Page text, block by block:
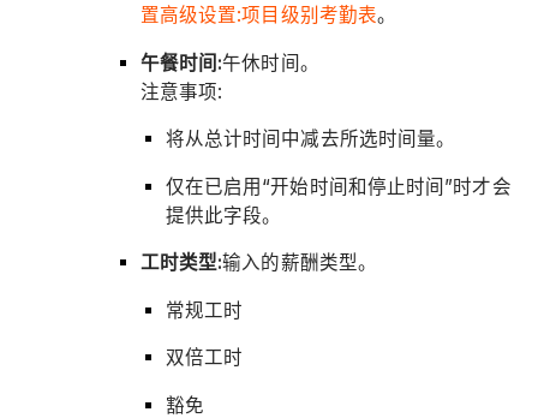
置高级设置:项目级别考勤表。
午餐时间:午休时间。
注意事项:
将从总计时间中减去所选时间量。
仅在已启用“开始时间和停止时间”时才会
提供此字段。
工时类型:输入的薪酬类型。
常规工时
双倍工时
豁免